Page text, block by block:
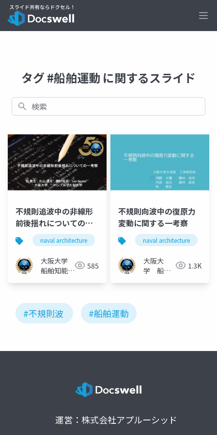
タグ #船舶運動 に関するスライド
検索
不規則追波中の非線形
前後揺れについての一
考察
naval architecture 船舶海洋工学 波乗り現象
大阪大学
船舶知能化
585
不規則向波中の復原⼒
変動に関する⼀考察
naval architecture
大阪大
学 船舶
1.3K
#不規則波 #船舶運動
運営：株式会社アプルーシッド